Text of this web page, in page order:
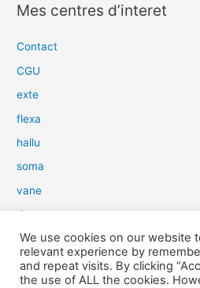
h
e
e
r
:
Mes centres d’interet
Contact
CGU
exte
flexa
hallu
soma
vane
dow
slim
aure
We use cookies on our website
relevant experience by
and repeat visits. By clicking
the use of ALL the cookies.